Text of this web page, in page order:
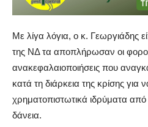
Με λίγα λόγια, ο κ. Γεωργιάδης
της ΝΔ τα αποπλήρωσαν οι
ανακεφαλαιοποιήσεις που
κατά τη διάρκεια της κρίσης για
χρηματοπιστωτικά ιδρύματα
δάνεια.